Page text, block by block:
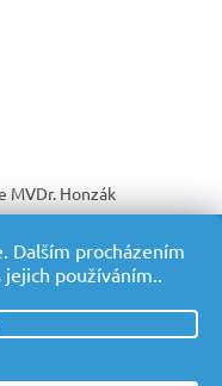
Dalším procházením
používáním..
MVDr. Honzák